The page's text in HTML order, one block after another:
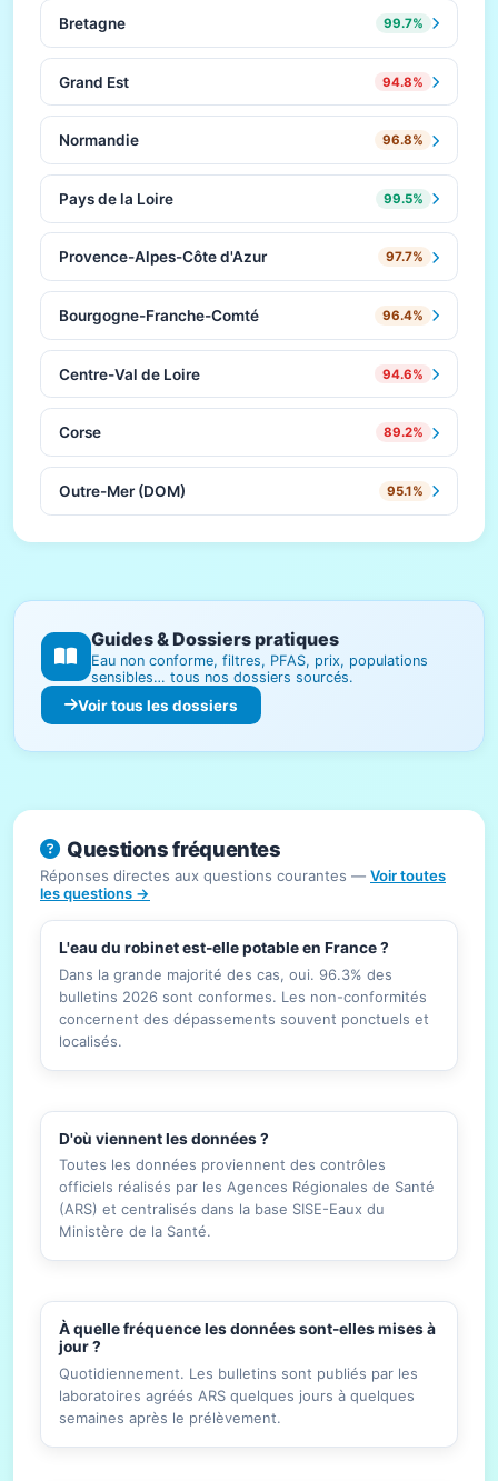
Bretagne 99.7%
Grand Est 94.8%
Normandie 96.8%
Pays de la Loire 99.5%
Provence-Alpes-Côte d'Azur 97.7%
Bourgogne-Franche-Comté 96.4%
Centre-Val de Loire 94.6%
Corse 89.2%
Outre-Mer (DOM) 95.1%
Guides & Dossiers pratiques
Eau non conforme, filtres, PFAS, prix, populations
sensibles… tous nos dossiers sourcés.
Voir tous les dossiers
Questions fréquentes
Réponses directes aux questions courantes — Voir toutes
les questions →
L'eau du robinet est-elle potable en France ?
Dans la grande majorité des cas, oui. 96.3% des
bulletins 2026 sont conformes. Les non-conformités
concernent des dépassements souvent ponctuels et
localisés.
D'où viennent les données ?
Toutes les données proviennent des contrôles
officiels réalisés par les Agences Régionales de Santé
(ARS) et centralisés dans la base SISE-Eaux du
Ministère de la Santé.
À quelle fréquence les données sont-elles mises à
jour ?
Quotidiennement. Les bulletins sont publiés par les
laboratoires agréés ARS quelques jours à quelques
semaines après le prélèvement.